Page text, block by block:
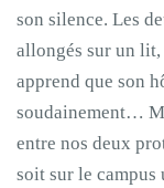
son silence. Les
allongés sur un lit,
apprend que son
soudainement…
entre nos deux
soit sur le